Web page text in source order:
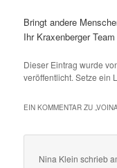
Bringt andere
Ihr Kraxenberger Team
Dieser Eintrag wurde
veröffentlicht. Setze ein
EIN KOMMENTAR ZU „
Nina Klein schrieb